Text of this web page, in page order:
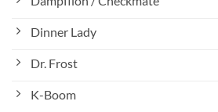
Dinner Lady
Dr. Frost
K-Boom